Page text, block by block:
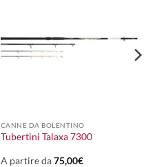
CANNE DA BOLENTINO
Tubertini Talaxa 7300
A partire da75,00€